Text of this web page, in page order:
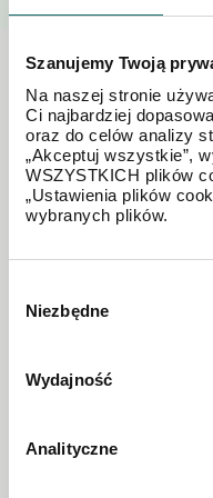
Szanujemy Twoją
Na naszej stronie
Ci najbardziej
oraz do celów analizy
„Akceptuj wszystkie”,
WSZYSTKICH plików
„Ustawienia plików
wybranych plików.
zgody
Niezbędne
Wydajność
Analityczne
Zobacz